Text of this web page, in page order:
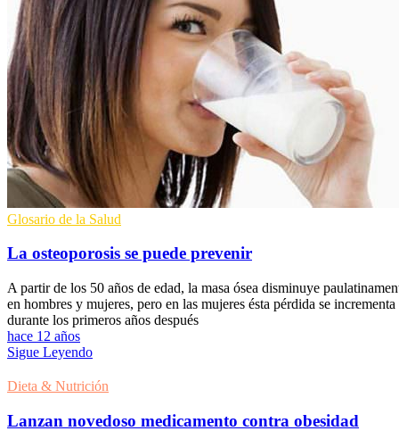
Glosario de la Salud
La osteoporosis se puede prevenir
A partir de los 50 años de edad, la masa ósea disminuye
en hombres y mujeres, pero en las mujeres ésta pérdida se incrementa
durante los primeros años después
hace 12 años
Sigue Leyendo
Dieta & Nutrición
Lanzan novedoso medicamento contra obesidad